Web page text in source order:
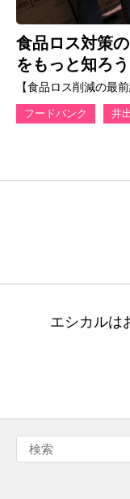
食品ロス対策
をもっと知ろう
【食品ロス削減の最前
フードバンク 井
エシカルは